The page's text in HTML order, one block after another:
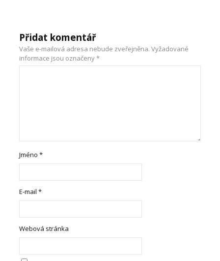
Přidat komentář
Vaše e-mailová adresa nebude zveřejněna. Vyžadované
informace jsou označeny*
Jméno*
E-mail*
Webová stránka